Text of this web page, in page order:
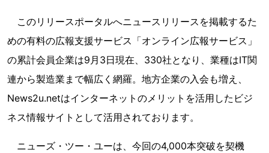
このリリースポータルへニュースリリースを掲載するた
めの有料の広報支援サービス「オンライン広報サービス」
の累計会員企業は9月3日現在、330社となり、業種はIT関
連から製造業まで幅広く網羅。地方企業の入会も増え、
News2u.netはインターネットのメリットを活用したビジ
ネス情報サイトとして活用されております。
ニューズ・ツー・ユーは、今回の4,000本突破を契機